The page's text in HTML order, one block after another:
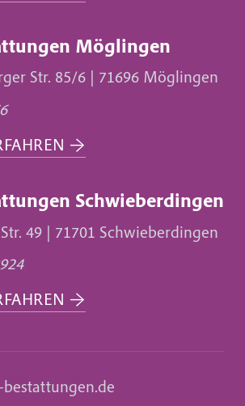
Möglingen
Str. 85/6 | 71696 Möglingen
→
Schwieberdingen
49 | 71701 Schwieberdingen
→